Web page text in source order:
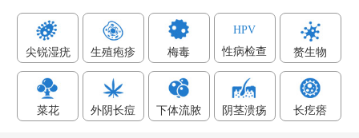
尖锐湿疣 生殖疱疹 梅毒
HPV
性病检查
赘生物
菜花 外阴长痘 下体流脓 阴茎溃疡 长疙瘩